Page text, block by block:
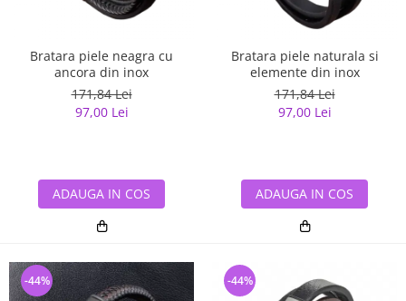
Bratara piele neagra cu
ancora din inox
171,84 Lei
97,00 Lei
ADAUGA IN COS
Bratara piele naturala si
elemente din inox
171,84 Lei
97,00 Lei
ADAUGA IN COS
-44% -44%